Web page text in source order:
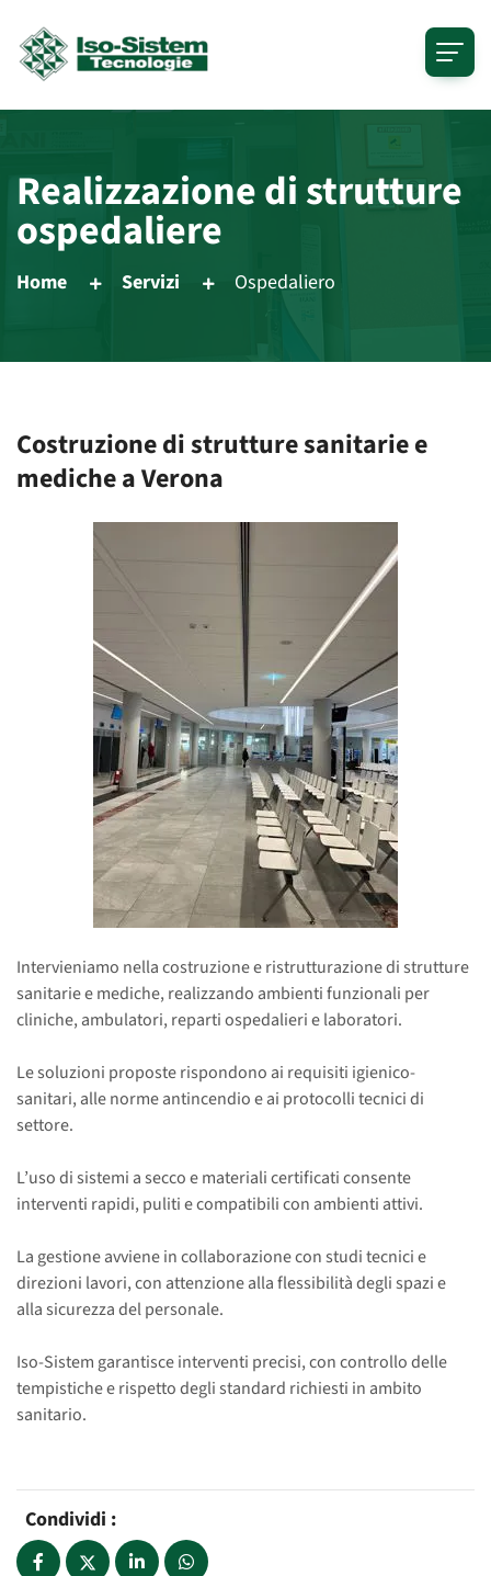
Realizzazione di strutture
ospedaliere
Home Servizi Ospedaliero
Costruzione di strutture sanitarie e
mediche a Verona
Intervieniamo nella costruzione e ristrutturazione di strutture
sanitarie e mediche, realizzando ambienti funzionali per
cliniche, ambulatori, reparti ospedalieri e laboratori.
Le soluzioni proposte rispondono ai requisiti igienico-
sanitari, alle norme antincendio e ai protocolli tecnici di
settore.
L’uso di sistemi a secco e materiali certificati consente
interventi rapidi, puliti e compatibili con ambienti attivi.
La gestione avviene in collaborazione con studi tecnici e
direzioni lavori, con attenzione alla flessibilità degli spazi e
alla sicurezza del personale.
Iso-Sistem garantisce interventi precisi, con controllo delle
tempistiche e rispetto degli standard richiesti in ambito
sanitario.
Condividi :